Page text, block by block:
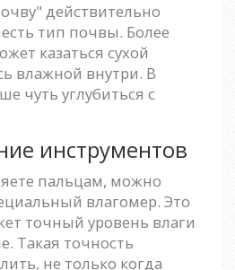
действительно
тип почвы. Более
казаться сухой
влажной внутри. В
чуть углубиться с
инструментов
пальцам, можно
влагомер. Это
точный уровень влаги
Такая точность
не только когда